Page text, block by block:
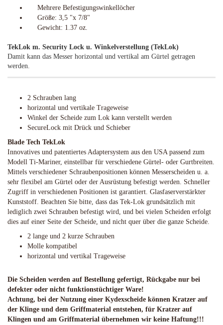
Mehrere Befestigungswinkellöcher
Größe: 3,5 "x 7/8"
Gewicht: 1.37 oz.​
TekLok m. Security Lock u. Winkelverstellung (TekLok)
Damit kann das Messer horizontal und vertikal am Gürtel getragen
werden.
2 Schrauben lang
horizontal und vertikale Trageweise
Winkel der Scheide zum Lok kann verstellt werden
SecureLock mit Drück und Schieber
​Blade Tech TekLok
Innovatives und patentiertes Adaptersystem aus den USA passend zum
Modell Ti-Mariner, einstellbar für verschiedene Gürtel- oder Gurtbreiten.
Mittels verschiedener Schraubenpositionen können Messerscheiden u. a.
sehr flexibel am Gürtel oder der Ausrüstung befestigt werden. Schneller
Zugriff in verschiedenen Positionen ist garantiert. Glasfaserverstärkter
Kunststoff. Beachten Sie bitte, dass das Tek-Lok grundsätzlich mit
lediglich zwei Schrauben befestigt wird, und bei vielen Scheiden erfolgt
dies auf einer Seite der Scheide, und nicht quer über die ganze Scheide.
2 lange und 2 kurze Schrauben
Molle kompatibel
horizontal und vertikal Trageweise
Die Scheiden werden auf Bestellung gefertigt, Rückgabe nur bei
defekter oder nicht funktionstüchtiger Ware!
Achtung, bei der Nutzung einer Kydexscheide können Kratzer auf
der Klinge und dem Griffmaterial entstehen, für Kratzer auf
Klingen und am Griffmaterial übernehmen wir keine Haftung!!!